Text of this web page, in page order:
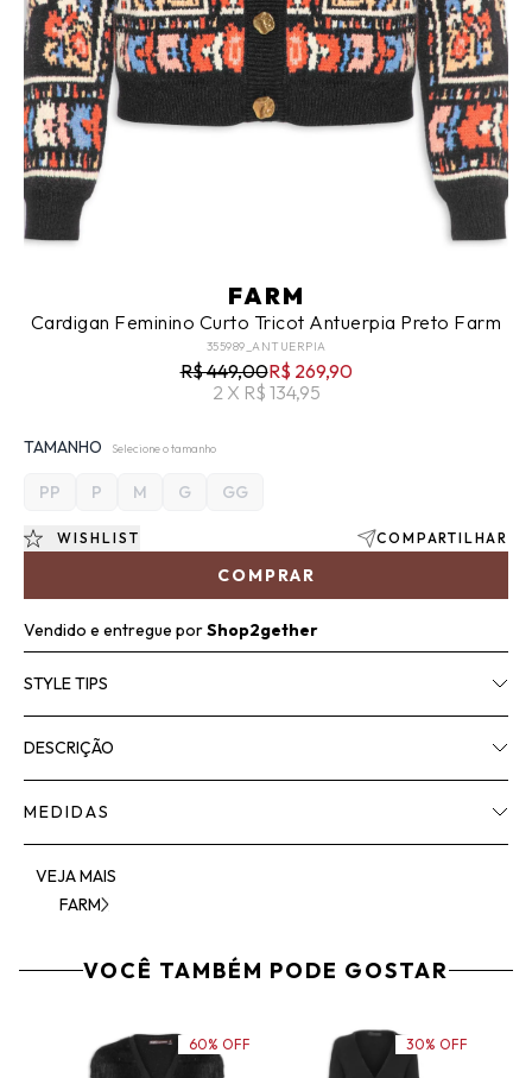
FARM
Cardigan Feminino Curto Tricot Antuerpia Preto Farm
355989_ANTUERPIA
R$ 449,00R$ 269,90
2 X R$ 134,95
TAMANHO Selecione o tamanho
PP P M G GG
COMPRAR
WISHLIST COMPARTILHAR
Vendido e entregue porShop2gether
STYLE TIPS
DESCRIÇÃO
MEDIDAS
VEJA MAIS
FARM
VOCÊ TAMBÉM PODE GOSTAR
60% OFF 30% OFF